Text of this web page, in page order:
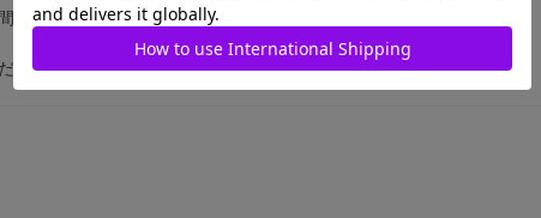
違いの無いようにお買い求めください。
さい。